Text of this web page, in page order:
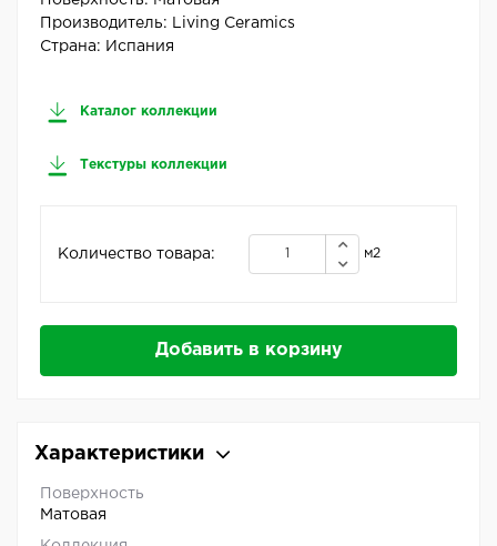
Производитель:
Living Ceramics
Страна: Испания
Каталог коллекции
Текстуры коллекции
Количество товара: м2
Добавить в корзину
Характеристики
Поверхность
Матовая